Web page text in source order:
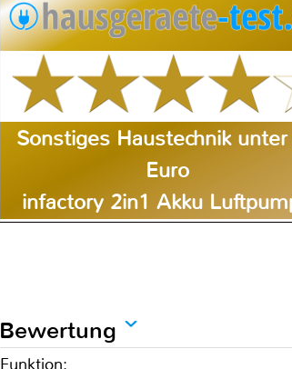
Sonstiges Haustechnik
Euro
infactory 2in1 Akku
Bewertung
Funktion: